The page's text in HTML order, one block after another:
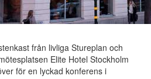
från livliga Stureplan och
Elite Hotel Stockholm
för en lyckad konferens i